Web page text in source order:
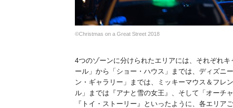
©Christmas on a Great Street 2018
4つのゾーンに分けられたエリアには、それぞれ
ール」から「ショー・ハウス」までは、ディズニ
ン・ギャラリー」までは、ミッキーマウス＆フレ
ル」までは『アナと雪の女王』、そして「オーチ
『トイ・ストーリー』といったように、各エリア